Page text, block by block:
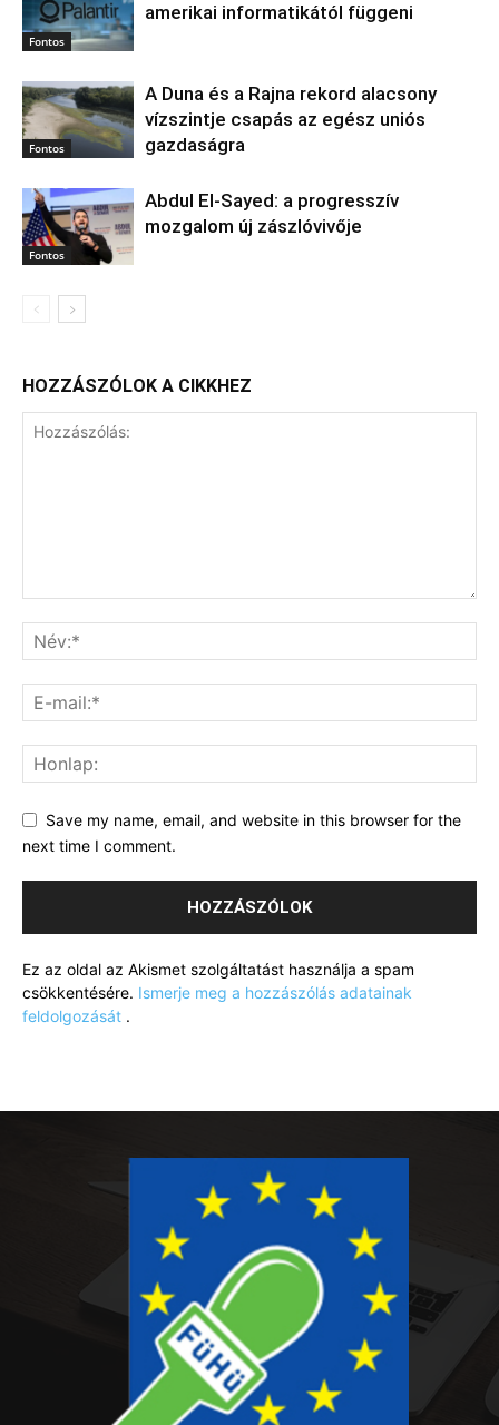
Fontos
amerikai informatikától függeni
Fontos
A Duna és a Rajna rekord alacsony
vízszintje csapás az egész uniós
gazdaságra
Fontos
Abdul El‑Sayed: a progresszív
mozgalom új zászlóvivője
HOZZÁSZÓLOK A CIKKHEZ
Save my name, email, and website in this browser for the
next time I comment.
Ez az oldal az Akismet szolgáltatást használja a spam
csökkentésére. Ismerje meg a hozzászólás adatainak
feldolgozását .